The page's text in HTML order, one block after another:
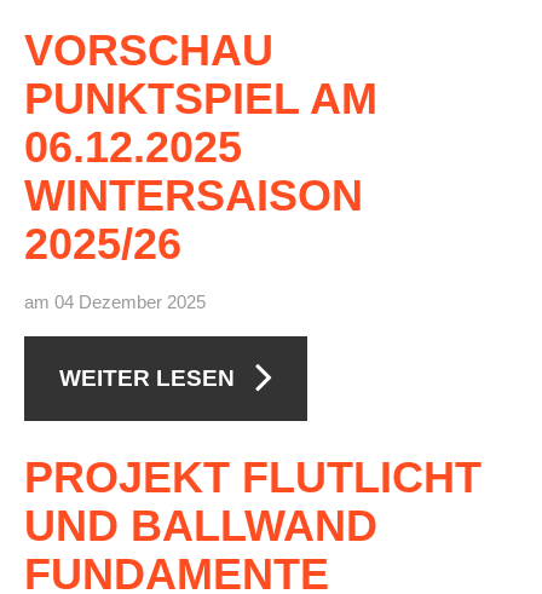
Anhalt Open Senioren
4-Städte-Turnier
Unternehmer-Cup 2026
5. Kreismeisterschaften Anhalt Bitterfeld Kinder und
Jugend 2026
VORSCHAU
PUNKTSPIEL AM
06.12.2025
WINTERSAISON
2025/26
am 04 Dezember 2025
WEITER LESEN
PROJEKT FLUTLICHT
UND BALLWAND
FUNDAMENTE